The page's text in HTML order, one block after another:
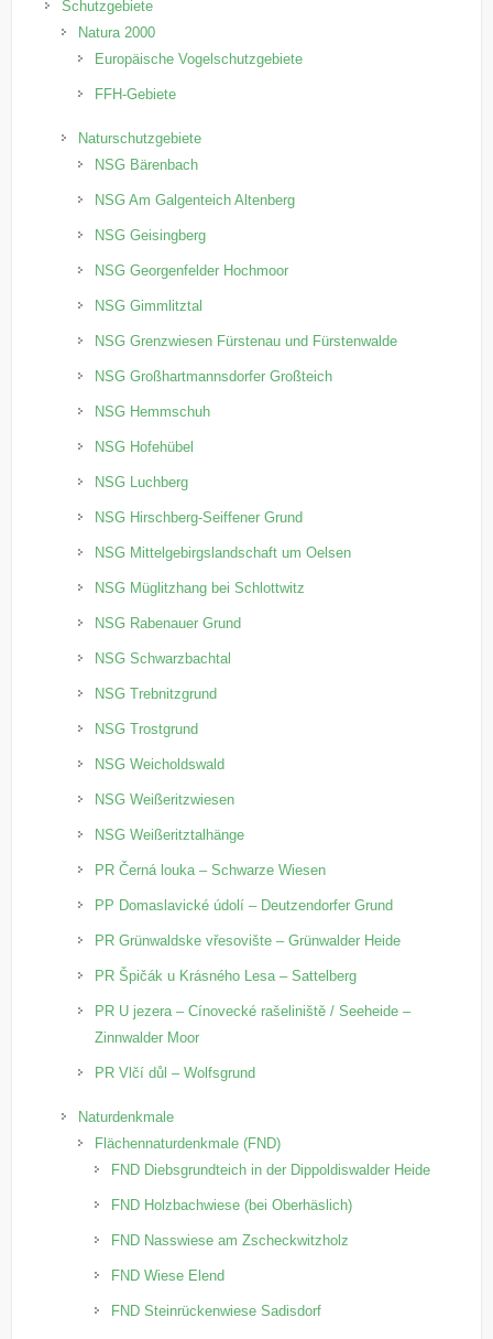
Schutzgebiete
Natura 2000
Europäische Vogelschutzgebiete
FFH-Gebiete
Naturschutzgebiete
NSG Bärenbach
NSG Am Galgenteich Altenberg
NSG Geisingberg
NSG Georgenfelder Hochmoor
NSG Gimmlitztal
NSG Grenzwiesen Fürstenau und Fürstenwalde
NSG Großhartmannsdorfer Großteich
NSG Hemmschuh
NSG Hofehübel
NSG Luchberg
NSG Hirschberg-Seiffener Grund
NSG Mittelgebirgslandschaft um Oelsen
NSG Müglitzhang bei Schlottwitz
NSG Rabenauer Grund
NSG Schwarzbachtal
NSG Trebnitzgrund
NSG Trostgrund
NSG Weicholdswald
NSG Weißeritzwiesen
NSG Weißeritztalhänge
PR Černá louka – Schwarze Wiesen
PP Domaslavické údolí – Deutzendorfer Grund
PR Grünwaldske vřesovište – Grünwalder Heide
PR Špičák u Krásného Lesa – Sattelberg
PR U jezera – Cínovecké rašeliniště / Seeheide –
Zinnwalder Moor
PR Vlčí důl – Wolfsgrund
Naturdenkmale
Flächennaturdenkmale (FND)
FND Diebsgrundteich in der Dippoldiswalder Heide
FND Holzbachwiese (bei Oberhäslich)
FND Nasswiese am Zscheckwitzholz
FND Wiese Elend
FND Steinrückenwiese Sadisdorf